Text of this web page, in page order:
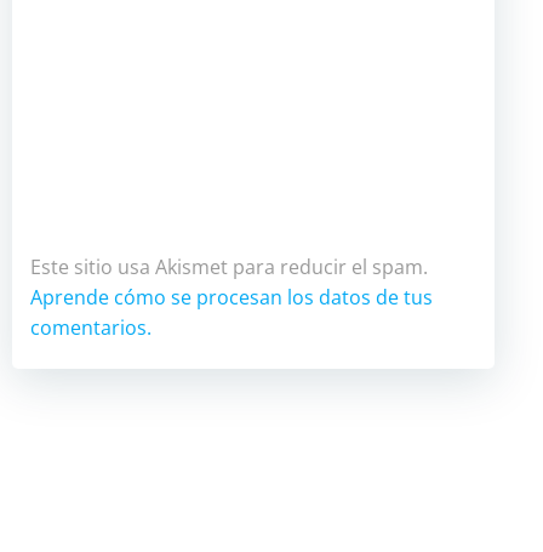
Este sitio usa Akismet para reducir el spam.
Aprende cómo se procesan los datos de tus
comentarios.